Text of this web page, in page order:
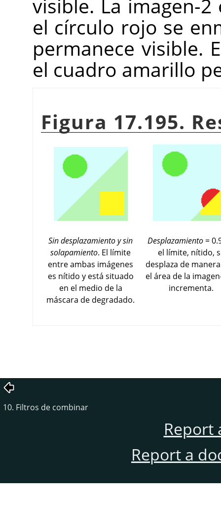
visible. La imagen-
el círculo rojo se
permanece visible.
el cuadro amarillo
Figura 17.195.
Sin desplazamiento y sin
solapamiento. El límite
entre ambas imágenes
es nítido y está situado
en el medio de la
máscara de degradado.
Desplazamiento=
el límite, nítido,
desplaza de
el área de la
incrementa.
10. Filtros de combinar
Report
Report a